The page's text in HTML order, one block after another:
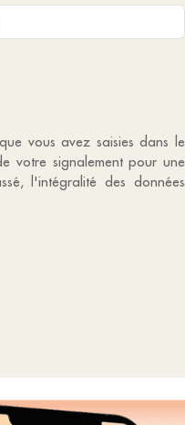
vous avez saisies dans le
votre signalement pour une
l'intégralité des données